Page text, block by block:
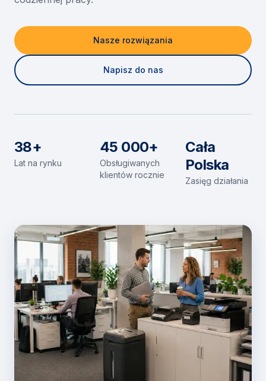
Nasze rozwiązania
Napisz do nas
38+
Lat na rynku
45 000+
Obsługiwanych
klientów rocznie
Cała
Polska
Zasięg działania